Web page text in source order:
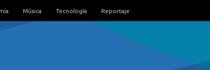
Música Tecnología Reportaje